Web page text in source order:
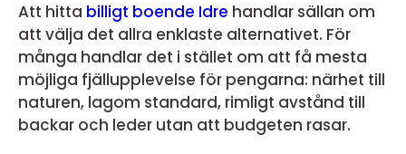
Att hitta billigt boende Idre handlar sällan om
att välja det allra enklaste alternativet. För
många handlar det i stället om att få mesta
möjliga fjällupplevelse för pengarna: närhet till
naturen, lagom standard, rimligt avstånd till
backar och leder utan att budgeten rasar.